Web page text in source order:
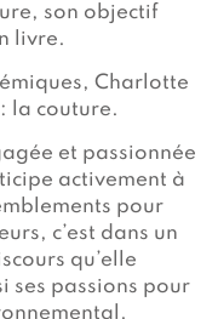
son objectif
livre.
Charlotte
la couture.
et passionnée
activement à
pour
c’est dans un
qu’elle
ses passions pour